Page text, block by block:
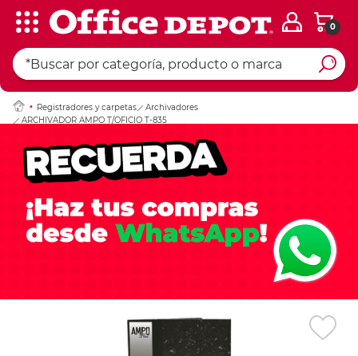
0
Registradores y carpetas
Archivadores
ARCHIVADOR AMPO T/OFICIO T-835
Ingresar Codigo